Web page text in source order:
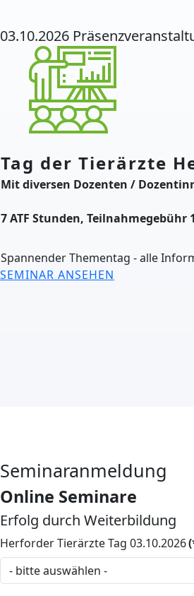
03.10.2026
Tag der Tierärzte
Mit diversen Dozenten /
7 ATF Stunden, Teilnahmegebühr
Spannender Thementag - alle
SEMINAR ANSEHEN
Seminaranmeldung
Online Seminare
Erfolg durch Weiterbildung
Herforder Tierärzte Tag 03.10.2026